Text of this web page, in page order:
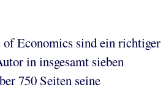
Economics sind ein richtiger
in insgesamt sieben
750 Seiten seine